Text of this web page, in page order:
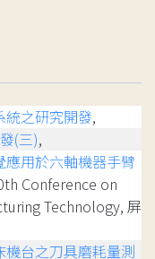
統之研究開發,
(三),
應用於六軸機器手臂
Conference on
Technology, 屏
機台之刀具磨耗量測